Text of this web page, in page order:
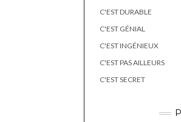
C'EST DURABLE
C'EST GÉNIAL
C'EST INGÉNIEUX
C'EST PAS AILLEURS
C'EST SECRET